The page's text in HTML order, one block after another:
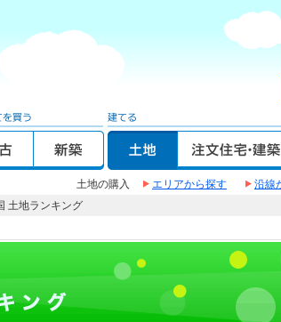
土地の購入 エリアから探す 沿線
土地ランキング